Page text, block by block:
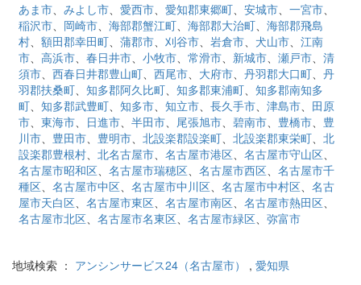
あま市、 みよし市、 愛西市、 愛知郡東郷町、 安城市、 一宮市、
稲沢市、 岡崎市、 海部郡蟹江町、 海部郡大治町、 海部郡飛島
村、 額田郡幸田町、 蒲郡市、 刈谷市、 岩倉市、 犬山市、 江南
市、 高浜市、 春日井市、 小牧市、 常滑市、 新城市、 瀬戸市、 清
須市、 西春日井郡豊山町、 西尾市、 大府市、 丹羽郡大口町、 丹
羽郡扶桑町、 知多郡阿久比町、 知多郡東浦町、 知多郡南知多
町、 知多郡武豊町、 知多市、 知立市、 長久手市、 津島市、 田原
市、 東海市、 日進市、 半田市、 尾張旭市、 碧南市、 豊橋市、 豊
川市、 豊田市、 豊明市、 北設楽郡設楽町、 北設楽郡東栄町、 北
設楽郡豊根村、 北名古屋市、 名古屋市港区、 名古屋市守山区、
名古屋市昭和区、 名古屋市瑞穂区、 名古屋市西区、 名古屋市千
種区、 名古屋市中区、 名古屋市中川区、 名古屋市中村区、 名古
屋市天白区、 名古屋市東区、 名古屋市南区、 名古屋市熱田区、
名古屋市北区、 名古屋市名東区、 名古屋市緑区、 弥富市
地域検索 ： アンシンサービス24（名古屋市） , 愛知県